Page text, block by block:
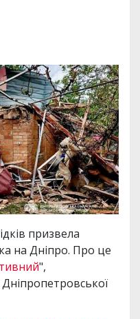
призвела
на Дніпро. Про це
",